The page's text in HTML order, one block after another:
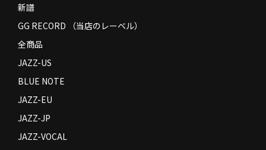
新譜
GG RECORD （当店のレーベル）
全商品
JAZZ-US
BLUE NOTE
JAZZ-EU
JAZZ-JP
JAZZ-VOCAL